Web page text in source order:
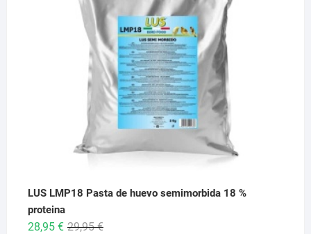
26,95 €
LUS LMP18 Pasta de huevo semimorbida 18 %
proteina
29,95€El
28,95 €
El